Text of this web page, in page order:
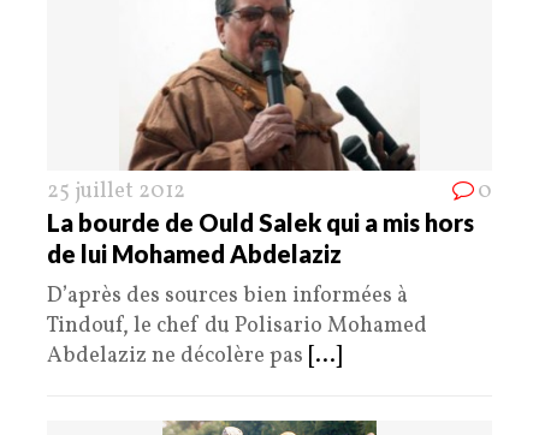
25 juillet 2012 0
La bourde de Ould Salek qui a mis hors
de lui Mohamed Abdelaziz
D’après des sources bien informées à
Tindouf, le chef du Polisario Mohamed
Abdelaziz ne décolère pas [...]